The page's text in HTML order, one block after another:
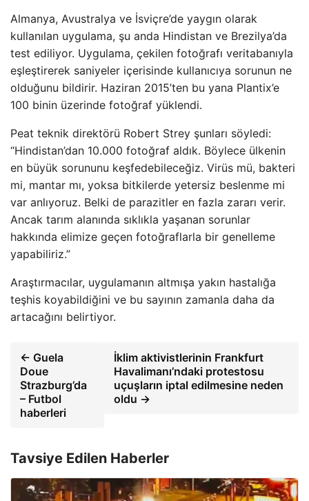
Almanya, Avustralya ve İsviçre’de yaygın olarak
kullanılan uygulama, şu anda Hindistan ve Brezilya’da
test ediliyor. Uygulama, çekilen fotoğrafı veritabanıyla
eşleştirerek saniyeler içerisinde kullanıcıya sorunun ne
olduğunu bildirir. Haziran 2015’ten bu yana Plantix’e
100 binin üzerinde fotoğraf yüklendi.
Peat teknik direktörü Robert Strey şunları söyledi:
“Hindistan’dan 10.000 fotoğraf aldık. Böylece ülkenin
en büyük sorununu keşfedebileceğiz. Virüs mü, bakteri
mi, mantar mı, yoksa bitkilerde yetersiz beslenme mi
var anlıyoruz. Belki de parazitler en fazla zararı verir.
Ancak tarım alanında sıklıkla yaşanan sorunlar
hakkında elimize geçen fotoğraflarla bir genelleme
yapabiliriz.”
Araştırmacılar, uygulamanın altmışa yakın hastalığa
teşhis koyabildiğini ve bu sayının zamanla daha da
artacağını belirtiyor.
← Guela
Doue
Strazburg’da
– Futbol
haberleri
İklim aktivistlerinin Frankfurt
Havalimanı’ndaki protestosu
uçuşların iptal edilmesine neden
oldu →
Tavsiye Edilen Haberler